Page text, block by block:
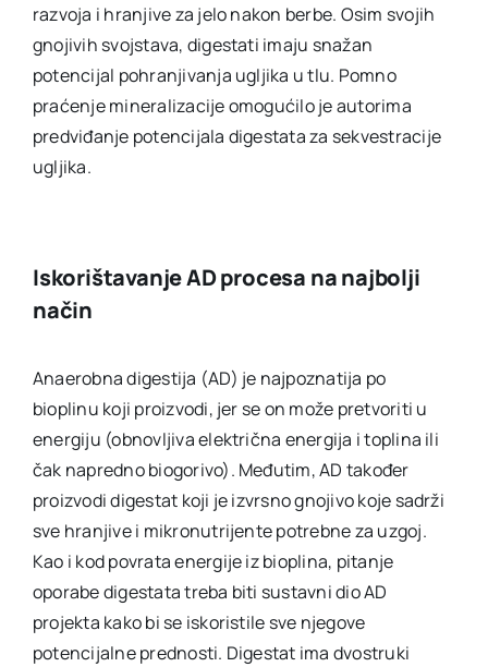
razvoja i hranjive za jelo nakon berbe. Osim svojih
gnojivih svojstava, digestati imaju snažan
potencijal pohranjivanja ugljika u tlu. Pomno
praćenje mineralizacije omogućilo je autorima
predviđanje potencijala digestata za sekvestracije
ugljika.
Iskorištavanje AD procesa na najbolji
način
Anaerobna digestija (AD) je najpoznatija po
bioplinu koji proizvodi, jer se on može pretvoriti u
energiju (obnovljiva električna energija i toplina ili
čak napredno biogorivo). Međutim, AD također
proizvodi digestat koji je izvrsno gnojivo koje sadrži
sve hranjive i mikronutrijente potrebne za uzgoj.
Kao i kod povrata energije iz bioplina, pitanje
oporabe digestata treba biti sustavni dio AD
projekta kako bi se iskoristile sve njegove
potencijalne prednosti. Digestat ima dvostruki